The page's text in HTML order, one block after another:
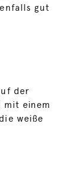
gut
der
mit einem
weiße